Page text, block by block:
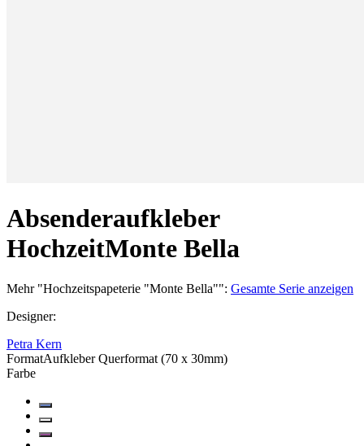
Absenderaufkleber
HochzeitMonte Bella
Mehr"Hochzeitspapeterie "Monte Bella"": Gesamte Serie anzeigen
Designer:
Petra Kern
FormatAufkleber Querformat (70 x 30mm)
Farbe